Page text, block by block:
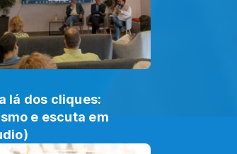
lá dos cliques:
e escuta em